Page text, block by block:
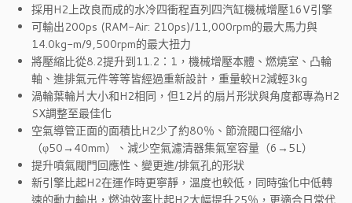
採用H2上改良而成的水冷四衝程直列四汽缸機械增壓16V引擎
可輸出200ps (RAM-Air: 210ps)/11,000rpm的最大馬力與
14.0kg-m/9,500rpm的最大扭力
將壓縮比從8.2提升到11.2：1，機械增壓本體、燃燒室、凸輪
軸、進排氣元件等等皆經過重新設計，重量較H2減輕3kg
渦輪葉輪片大小和H2相同，但12片的扇片形狀與角度都專為H2
SX調整至最佳化
空氣導管正面的面積比H2少了約80％、節流閥口徑縮小
（φ50→40mm）、減少空氣濾清器集氣室容量（6→5L）
提升噴氣閥門回應性、變更進/排氣孔的形狀
新引擎比起H2在運作時更寧靜，溫度也較低，同時強化中低轉
速的動力輸出，燃油效率比起H2大幅提升25％，更適合日常代